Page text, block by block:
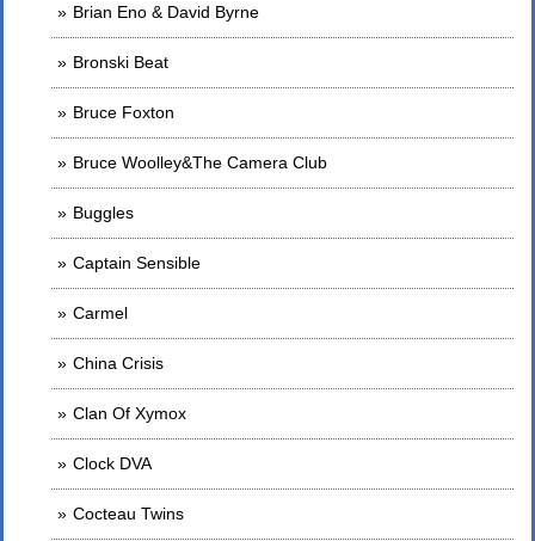
Brian Eno & David Byrne
Bronski Beat
Bruce Foxton
Bruce Woolley&The Camera Club
Buggles
Captain Sensible
Carmel
China Crisis
Clan Of Xymox
Clock DVA
Cocteau Twins